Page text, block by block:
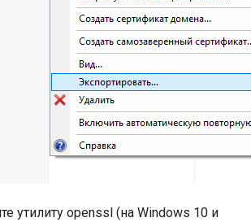
утилиту openssl (на Windows 10 и